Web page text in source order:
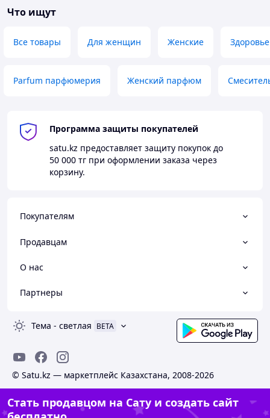
Что ищут
Все товары Для женщин Женские Здоровье
Parfum парфюмерия Женский парфюм
Программа защиты покупателей
satu.kz предоставляет защиту покупок до
50 000 тг при оформлении заказа через
корзину.
Покупателям
Продавцам
О нас
Партнеры
Тема - светлая BETA
© Satu.kz — маркетплейс Казахстана, 2008-2026
Стать продавцом на Сату и создать сайт